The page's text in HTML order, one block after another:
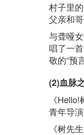
村子里
父亲和
与聋哑
唱了一
敬的“预
(2)血脉
《
青年导
《树先